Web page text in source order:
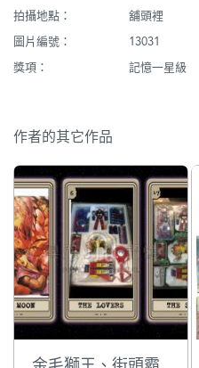
拍攝地點：
舖頭裡
圖片編號：
13031
獎項：
記憶一星級
作者的其它作品